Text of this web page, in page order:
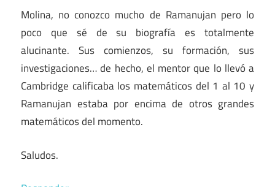
Molina, no conozco mucho de Ramanujan pero lo
poco que sé de su biografía es totalmente
alucinante. Sus comienzos, su formación, sus
investigaciones… de hecho, el mentor que lo llevó a
Cambridge calificaba los matemáticos del 1 al 10 y
Ramanujan estaba por encima de otros grandes
matemáticos del momento.
Saludos.